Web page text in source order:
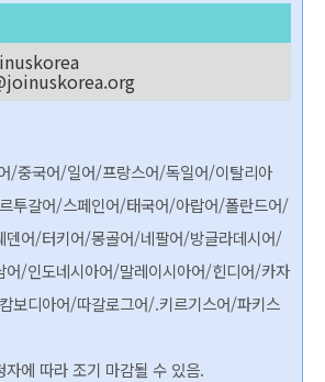
/중국어/일어/프랑스어/독일어/이탈리아
투갈어/스페인어/태국어/아랍어/폴란드어/
덴어/터키어/몽골어/네팔어/방글라데시어/
어/인도네시아어/말레이시아어/힌디어/카자
보디아어/따갈로그어/.키르기스어/파키스
에 따라 조기 마감될 수 있음.